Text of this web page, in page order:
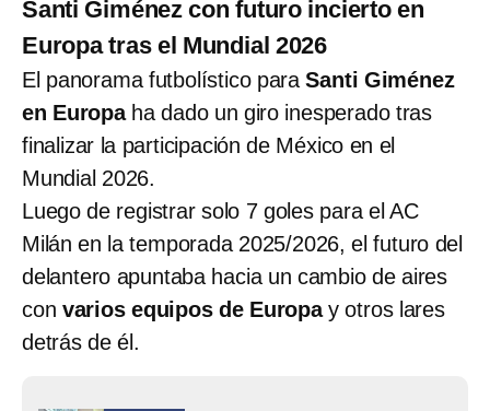
Santi Giménez con futuro incierto en
Europa tras el Mundial 2026
El panorama futbolístico paraSanti Giménez
en Europaha dado un giro inesperado tras
finalizar la participación de México en el
Mundial 2026.
Luego de registrar solo 7 goles para el AC
Milán en la temporada 2025/2026, el futuro del
delantero apuntaba hacia un cambio de aires
con varios equipos de Europay otros lares
detrás de él.